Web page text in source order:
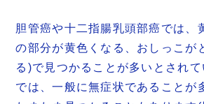
胆管癌や十二指腸乳頭部癌では、
の部分が黄色くなる、おしっこが
る)で見つかることが多いとされ
では、一般に無症状であることが